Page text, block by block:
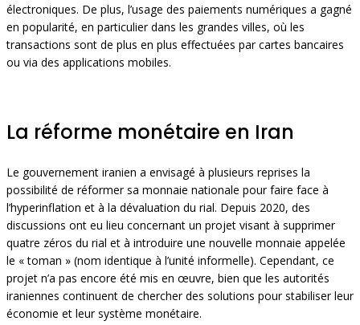
électroniques. De plus, l’usage des paiements numériques a gagné
en popularité, en particulier dans les grandes villes, où les
transactions sont de plus en plus effectuées par cartes bancaires
ou via des applications mobiles.
La réforme monétaire en Iran
Le gouvernement iranien a envisagé à plusieurs reprises la
possibilité de réformer sa monnaie nationale pour faire face à
l’hyperinflation et à la dévaluation du rial. Depuis 2020, des
discussions ont eu lieu concernant un projet visant à supprimer
quatre zéros du rial et à introduire une nouvelle monnaie appelée
le « toman » (nom identique à l’unité informelle). Cependant, ce
projet n’a pas encore été mis en œuvre, bien que les autorités
iraniennes continuent de chercher des solutions pour stabiliser leur
économie et leur système monétaire.